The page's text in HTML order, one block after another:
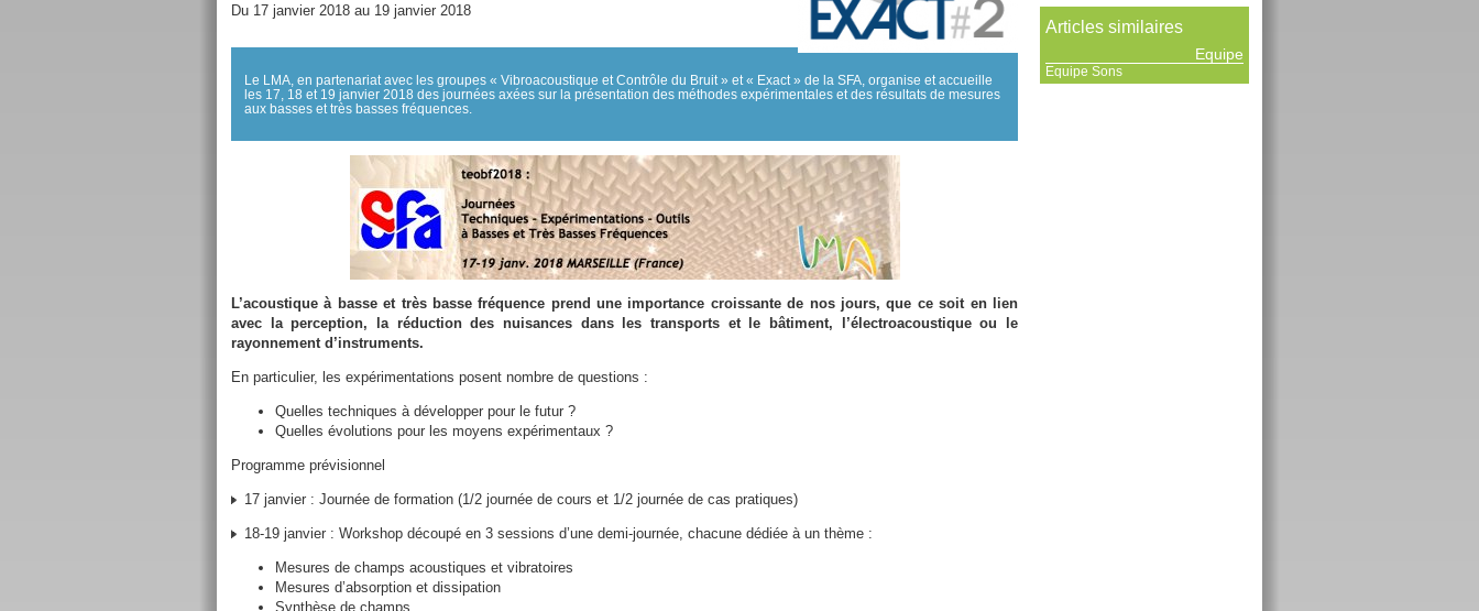
Du 17 janvier 2018 au 19 janvier 2018
Le LMA, en partenariat avec les groupes « Vibroacoustique et Contrôle du Bruit » et « Exact » de la SFA, organise et accueille
les 17, 18 et 19 janvier 2018 des journées axées sur la présentation des méthodes expérimentales et des résultats de mesures
aux basses et très basses fréquences.
L’acoustique à basse et très basse fréquence prend une importance croissante de nos jours, que ce soit en lien
avec la perception, la réduction des nuisances dans les transports et le bâtiment, l’électroacoustique ou le
rayonnement d’instruments.
En particulier, les expérimentations posent nombre de questions :
Quelles techniques à développer pour le futur ?
Quelles évolutions pour les moyens expérimentaux ?
Programme prévisionnel
17 janvier : Journée de formation (1/2 journée de cours et 1/2 journée de cas pratiques)
18-19 janvier : Workshop découpé en 3 sessions d’une demi-journée, chacune dédiée à un thème :
Mesures de champs acoustiques et vibratoires
Mesures d’absorption et dissipation
Synthèse de champs
Articles similaires
Equipe
Equipe Sons